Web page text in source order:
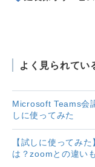
よく見られてい
Microsoft Teams会
しに使ってみた
【試しに使ってみ
は？zoomとの違い